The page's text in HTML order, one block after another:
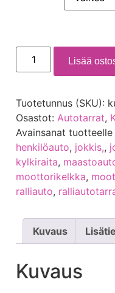
Lisää
Tuotetunnus (SKU):
Osastot: Autotarrat,
Avainsanat tuotteelle
henkilöauto, jokkis,,
kylkiraita,
moottorikelkka,
ralliauto,
Kuvaus
Kuvaus